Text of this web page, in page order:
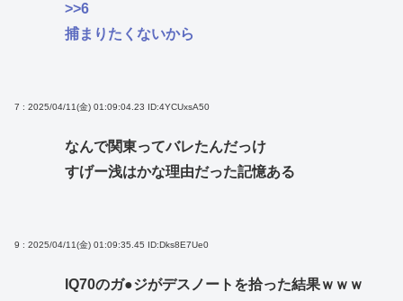
>>6
捕まりたくないから
7 : 2025/04/11(金) 01:09:04.23 ID:4YCUxsA50
なんで関東ってバレたんだっけ
すげー浅はかな理由だった記憶ある
9 : 2025/04/11(金) 01:09:35.45 ID:Dks8E7Ue0
IQ70のガ●ジがデスノートを拾った結果ｗｗｗ